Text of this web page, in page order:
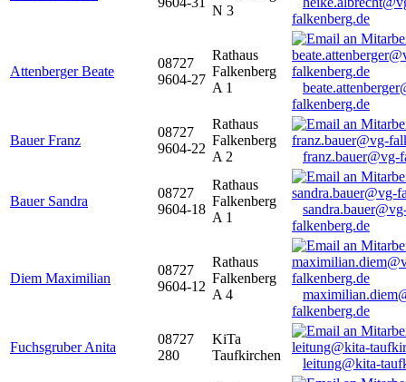
N 3
falkenberg.de
Attenberger Beate
08727
9604-27
Rathaus
Falkenberg
A 1
falkenberg.de
Bauer Franz
08727
9604-22
Rathaus
Falkenberg
A 2
franz.bauer@vg-
Bauer Sandra
08727
9604-18
Rathaus
Falkenberg
A 1
falkenberg.de
Diem Maximilian
08727
9604-12
Rathaus
Falkenberg
A 4
falkenberg.de
Fuchsgruber Anita
08727
280
KiTa
Taufkirchen
leitung@kita-